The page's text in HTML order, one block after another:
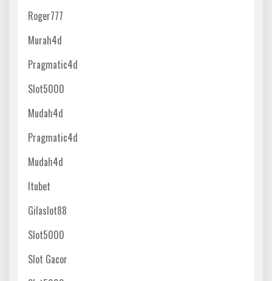
Roger777
Murah4d
Pragmatic4d
Slot5000
Mudah4d
Pragmatic4d
Mudah4d
Itubet
Gilaslot88
Slot5000
Slot Gacor